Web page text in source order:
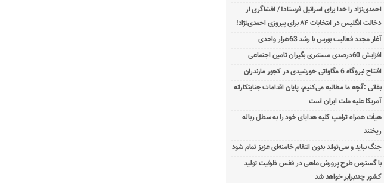
احمدی‌نژاد را خدا برای اسرائیل فرستاد! / افشاگری از
دخالت انگلیس در انتخابات ۸۴ برای پیروزی احمدی‌نژاد!
آغاز مجدد فعالیت بورس با رشد 63هزار واحدی
افزایش 60درصدی مستمری بگیران تامین اجتماعی
افتتاح نیروگاه 6 مگاواتی خورشیدی در کجور مازندران
بقائی :آنچه ما مطالبه می‌کنیم، پایان اقدامات جنایتکارانه
آمریکا علیه ملت ایران است
هیأت همراه ترامپ کلیه هدایای خود را به سطل زباله
ریختند
جنگ نباید و نمی‌تواند بدون انتقام خامنه‌ای عزیز تمام شود
با گسترس طرح پرورش ماهی در قفس ظرفیت تولید
کشور چندبرابر خواهد شد